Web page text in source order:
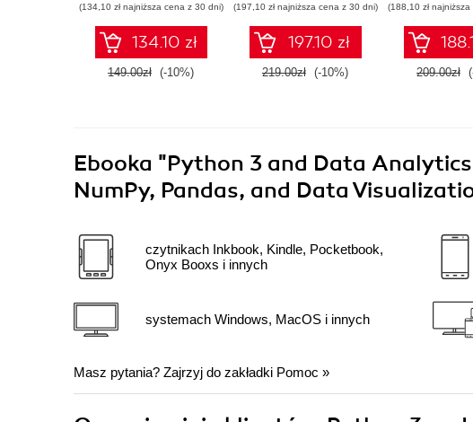
(134,10 zł najniższa cena z 30 dni)
134.10 zł
149.00zł (-10%)
(197,10 zł najniższa cena z 30 dni)
197.10 zł
219.00zł (-10%)
(188,10 zł
209.00zł
Ebooka "Python 3 and Data
NumPy, Pandas, and Data
czytnikach Inkbook, Kindle, Pocketbook,
Onyx Booxs i innych
systemach Windows, MacOS i innych
Masz pytania? Zajrzyj do zakładki Pomoc »